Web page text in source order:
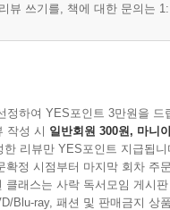
뷰 쓰기를, 책에 대한 문의는
정하여 YES포인트 3만원을 드
작성 시 일반회원 300원, 마니
리뷰만 YES포인트 지급됩니
확정 시점부터 마지막 회차 주
클래스는 사락 독서모임 게시
Blu-ray, 패션 및 판매금지 상